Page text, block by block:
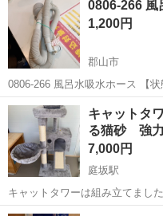
0806-266 風
1,200円
郡山市
0806-266 風呂水吸水ホース 【状態】 ・使用に伴う多少のスレ、キ
ズ、落としきれない汚れなどご
い ・お値引きは出来かねます
態に...
福島 郡山市 その他
キャットタ
る猫砂 強
7,000円
庭坂駅
キャットタワーは組み立てまし
未使用品です、高さ116㌢ 猫砂は保護ネコちゃんや地域ネコちゃんが
福島 福島市 庭坂駅